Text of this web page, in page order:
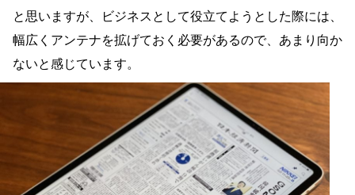
と思いますが、ビジネスとして役立てようとした際には、
幅広くアンテナを拡げておく必要があるので、あまり向か
ないと感じています。